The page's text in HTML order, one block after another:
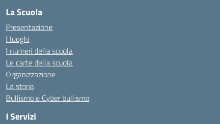
La Scuola
Presentazione
I luoghi
I numeri della scuola
Le carte della scuola
Organizzazione
La storia
Bullismo e Cyber bullismo
I Servizi